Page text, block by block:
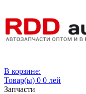
В корзине:
Товар(ы) 0 0 лей
Запчасти